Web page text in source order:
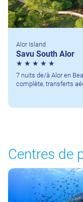
Alor Island
Savu South Alor
7 nuits de/à Alor en
complète, transferts
Centres de